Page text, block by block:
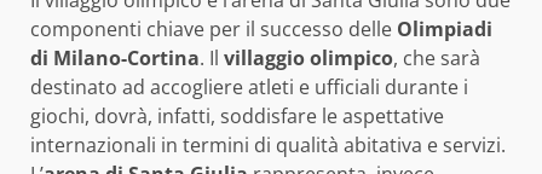
componenti chiave per il successo delle Olimpiadi
di Milano-Cortina. Il villaggio olimpico, che sarà
destinato ad accogliere atleti e ufficiali durante i
giochi, dovrà, infatti, soddisfare le aspettative
internazionali in termini di qualità abitativa e servizi.